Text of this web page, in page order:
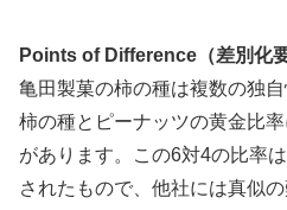
Points of Difference（差別化要
亀田製菓の柿の種は複数の独
柿の種とピーナッツの黄金比
があります。この6対4の比率
されたもので、他社には真似